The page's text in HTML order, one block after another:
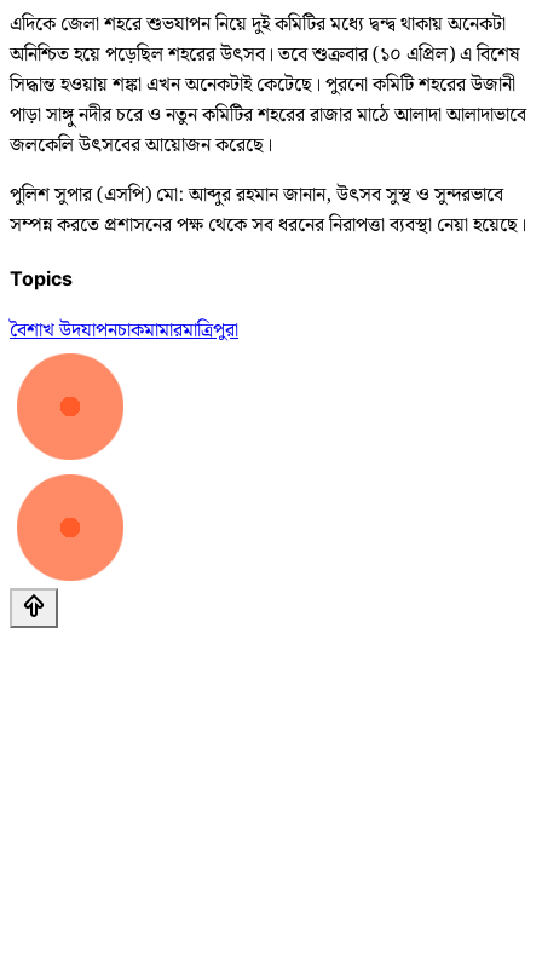
এদিকে জেলা শহরে শুভযাপন নিয়ে দুই কমিটির মধ্যে দ্বন্দ্ব থাকায় অনেকটা
অনিশ্চিত হয়ে পড়েছিল শহরের উৎসব। তবে শুক্রবার (১০ এপ্রিল) এ বিশেষ
সিদ্ধান্ত হওয়ায় শঙ্কা এখন অনেকটাই কেটেছে। পুরনো কমিটি শহরের উজানী
পাড়া সাঙ্গু নদীর চরে ও নতুন কমিটির শহরের রাজার মাঠে আলাদা আলাদাভাবে
জলকেলি উৎসবের আয়োজন করেছে।
পুলিশ সুপার (এসপি) মো: আব্দুর রহমান জানান, উৎসব সুস্থ ও সুন্দরভাবে
সম্পন্ন করতে প্রশাসনের পক্ষ থেকে সব ধরনের নিরাপত্তা ব্যবস্থা নেয়া হয়েছে।
Topics
বৈশাখ উদযাপনচাকমামারমাত্রিপুরা